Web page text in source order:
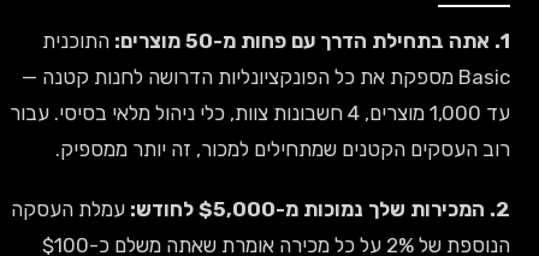
התוכנית
Basic מספקת את כל הפונקציונליות הדרושה לחנות קטנה —
עד 1,000 מוצרים, 4 חשבונות צוות, כלי ניהול מלאי בסיסי. עבור
רוב העסקים הקטנים שמתחילים למכור, זה יותר ממספיק.
2. המכירות שלך נמוכות מ-$5,000 לחודש:
עמלת העסקה
הנוספת של 2% על כל מכירה אומרת שאתה משלם כ-$100